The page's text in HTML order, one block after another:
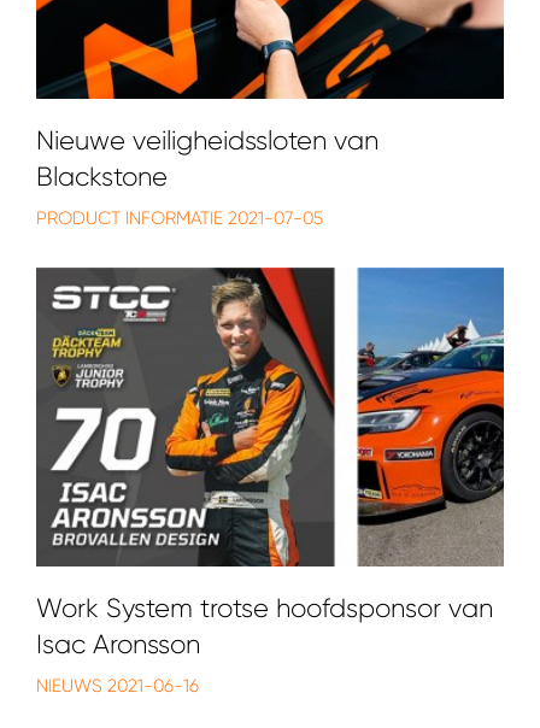
Nieuwe veiligheidssloten van
Blackstone
PRODUCT INFORMATIE 2021-07-05
Work System trotse hoofdsponsor van
Isac Aronsson
NIEUWS 2021-06-16